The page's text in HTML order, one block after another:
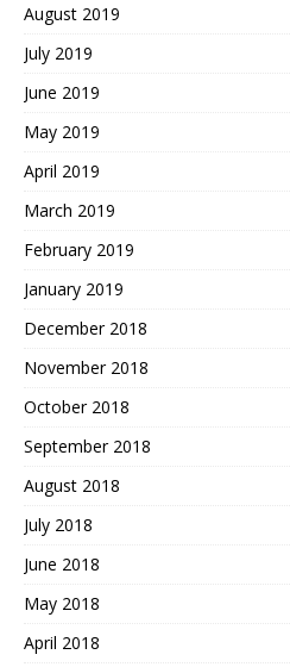
August 2019
July 2019
June 2019
May 2019
April 2019
March 2019
February 2019
January 2019
December 2018
November 2018
October 2018
September 2018
August 2018
July 2018
June 2018
May 2018
April 2018